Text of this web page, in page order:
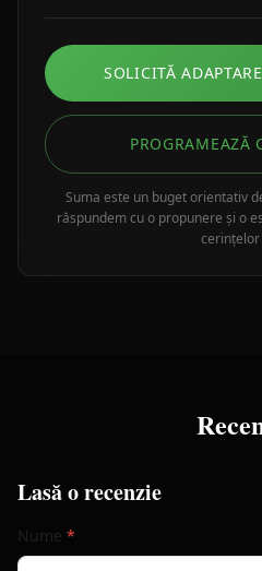
SOLICITĂ
PROGRAMEAZĂ
Suma este un buget orientativ
răspundem cu o propunere și o
cerințelor
Lasă o recenzie
Nume *